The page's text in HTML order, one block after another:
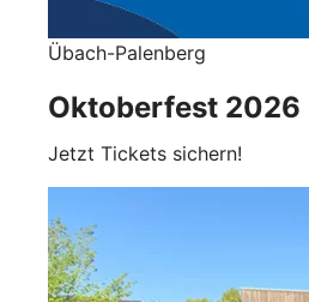
Übach-Palenberg
Oktoberfest 2026
Jetzt Tickets sichern!